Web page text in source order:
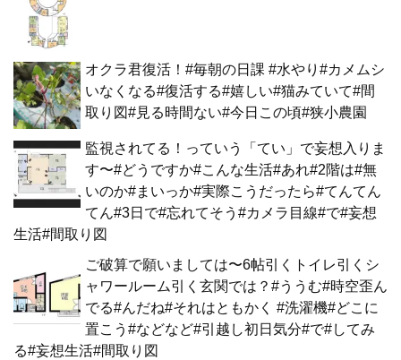
オクラ君復活！#毎朝の日課 #水やり#カメムシ
いなくなる#復活する#嬉しい#猫みていて#間
取り図#見る時間ない#今日この頃#狭小農園
監視されてる！っていう「てい」で妄想入りま
す〜#どうですか#こんな生活#あれ#2階は#無
いのか#まいっか#実際こうだったら#てんてん
てん#3日で#忘れてそう#カメラ目線#で#妄想
生活#間取り図
ご破算で願いましては〜6帖引くトイレ引くシ
ャワールーム引く玄関では？#ううむ#時空歪ん
でる#んだね#それはともかく #洗濯機#どこに
置こう#などなど#引越し初日気分#で#してみ
る#妄想生活#間取り図